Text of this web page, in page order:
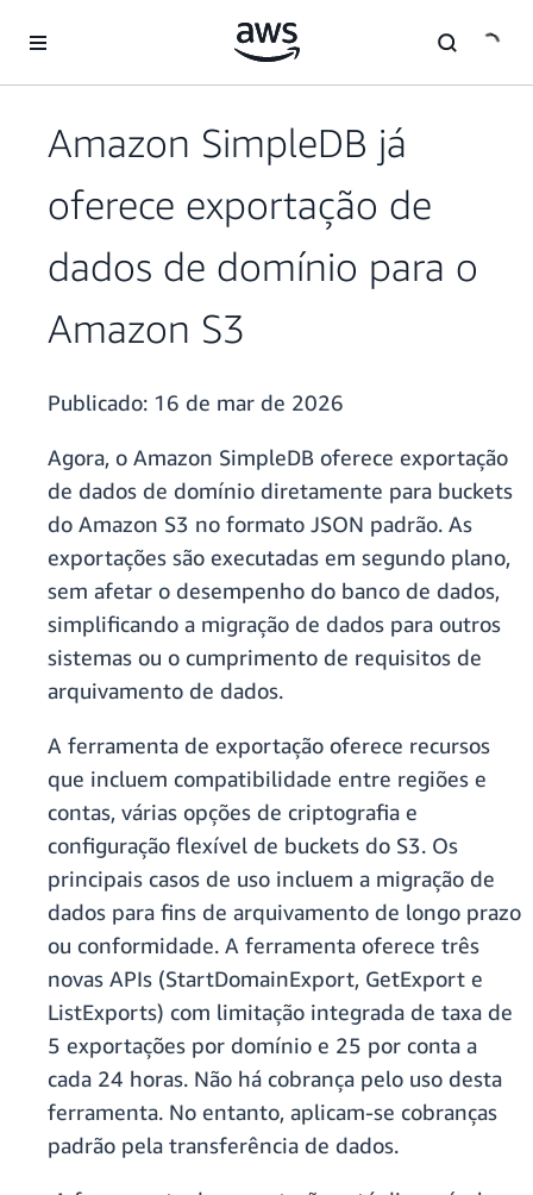
Pular para o conteúdo principal
Amazon SimpleDB já
oferece exportação de
dados de domínio para o
Amazon S3
Publicado: 16 de mar de 2026
Agora, o Amazon SimpleDB oferece exportação
de dados de domínio diretamente para buckets
do Amazon S3 no formato JSON padrão. As
exportações são executadas em segundo plano,
sem afetar o desempenho do banco de dados,
simplificando a migração de dados para outros
sistemas ou o cumprimento de requisitos de
arquivamento de dados.
A ferramenta de exportação oferece recursos
que incluem compatibilidade entre regiões e
contas, várias opções de criptografia e
configuração flexível de buckets do S3. Os
principais casos de uso incluem a migração de
dados para fins de arquivamento de longo prazo
ou conformidade. A ferramenta oferece três
novas APIs (StartDomainExport, GetExport e
ListExports) com limitação integrada de taxa de
5 exportações por domínio e 25 por conta a
cada 24 horas. Não há cobrança pelo uso desta
ferramenta. No entanto, aplicam-se cobranças
padrão pela transferência de dados.